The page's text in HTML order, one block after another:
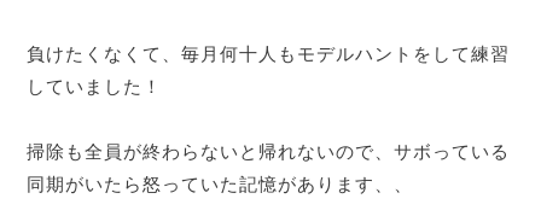
負けたくなくて、毎月何十人もモデルハントをして練習
していました！
掃除も全員が終わらないと帰れないので、サボっている
同期がいたら怒っていた記憶があります、、